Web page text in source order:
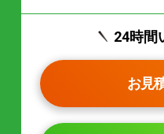
24時間
お見